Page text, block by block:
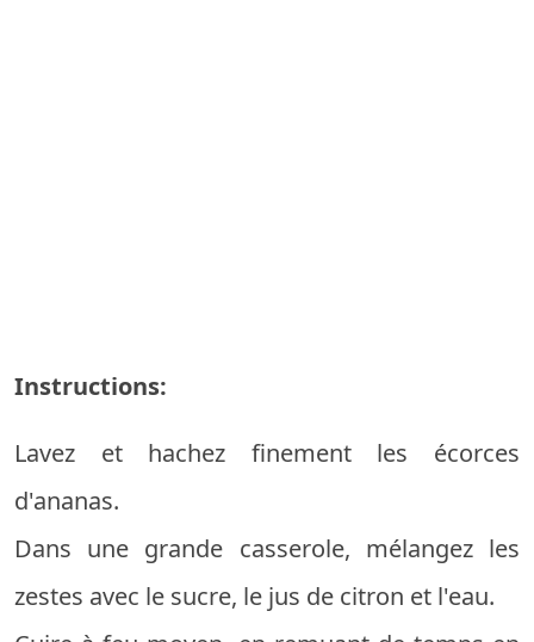
Instructions:
Lavez et hachez finement les écorces
d'ananas.
Dans une grande casserole, mélangez les
zestes avec le sucre, le jus de citron et l'eau.